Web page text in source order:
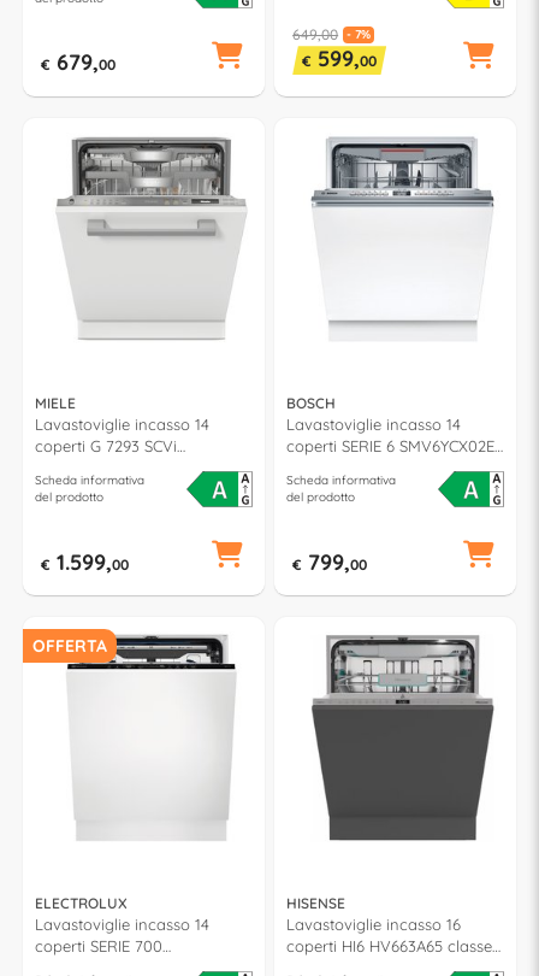
€ 679,00
649,00 - 7%
€ 599,00
MIELE
Lavastoviglie incasso 14
coperti G 7293 SCVi
Excellence classe A (L60cm)
Scheda informativa
del prodotto
€ 1.599,00
BOSCH
Lavastoviglie incasso 14
coperti SERIE 6 SMV6YCX02E
Scheda informativa
del prodotto
€ 799,00
OFFERTA
ELECTROLUX
Lavastoviglie incasso 14
coperti SERIE 700
KEGB8600W GlassCare
HISENSE
Lavastoviglie incasso 16
coperti HI6 HV663A65 classe